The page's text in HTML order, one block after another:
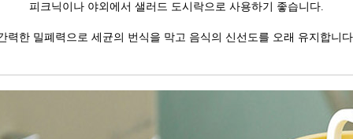
피크닉이나 야외에서 샐러드 도시락으로 사용하기 좋습니다.
력한 밀폐력으로 세균의 번식을 막고 음식의 신선도를 오래 유지합니